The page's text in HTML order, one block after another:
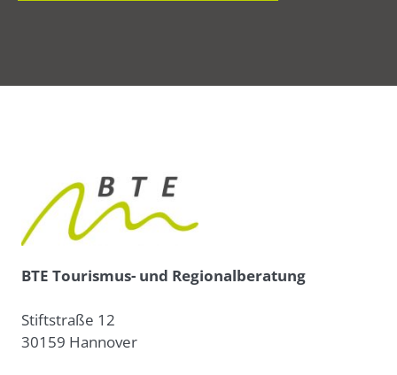
BTE Tourismus- und Regionalberatung
Stiftstraße 12
30159 Hannover